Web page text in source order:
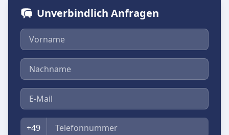
Unverbindlich Anfragen
Vorname
Nachname
E-Mail
Telefon
+49